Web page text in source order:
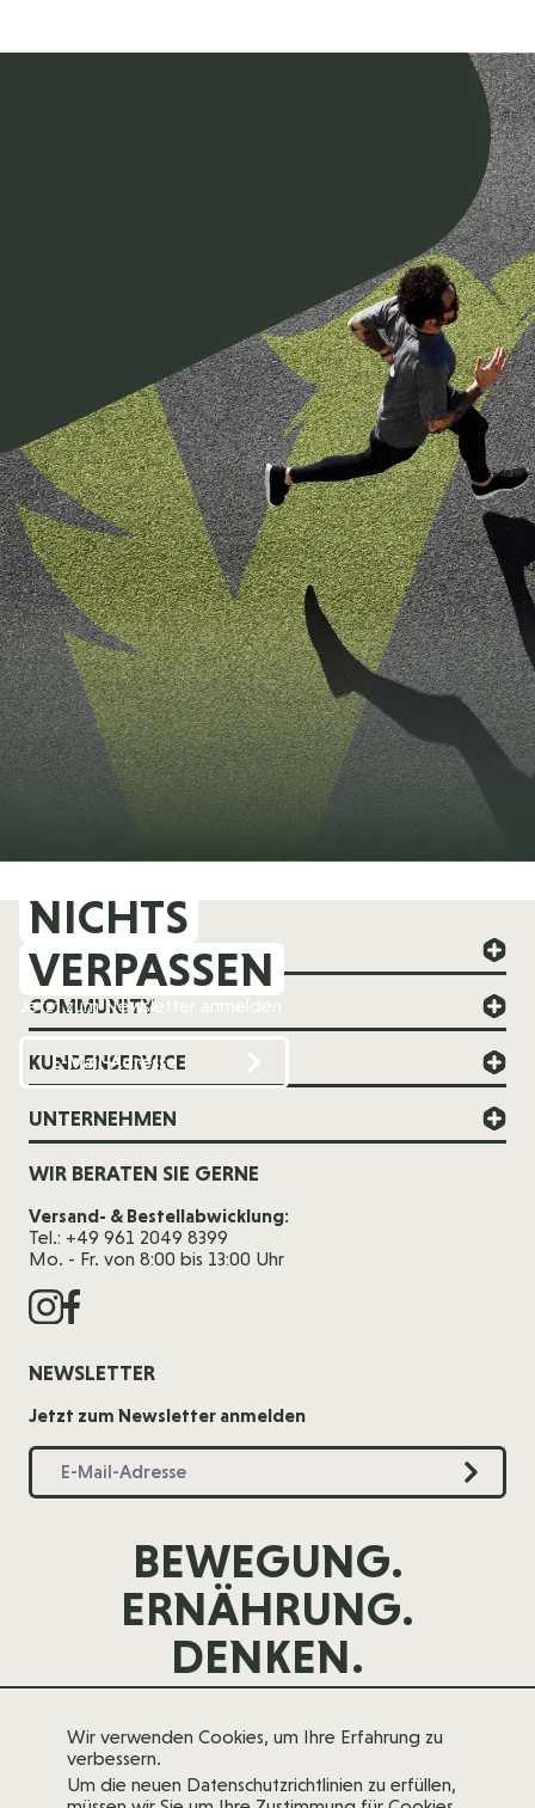
Wir verwenden Cookies, um Ihre Erfahrung zu
verbessern.
Um die neuen Datenschutzrichtlinien zu erfüllen,
NICHTS
VERPASSEN
Jetzt zum Newsletter anmelden
FOREVER YOUNG
COMMUNITY
KUNDENSERVICE
UNTERNEHMEN
BEWEGUNG.
ERNÄHRUNG.
DENKEN.
WIR BERATEN SIE GERNE
Versand- & Bestellabwicklung:
Tel.: +49 961 2049 8399
Mo. - Fr. von 8:00 bis 13:00 Uhr
NEWSLETTER
Jetzt zum Newsletter anmelden